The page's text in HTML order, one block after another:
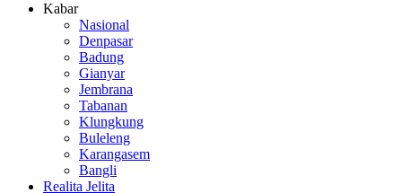
Kabar
Nasional
Denpasar
Badung
Gianyar
Jembrana
Tabanan
Klungkung
Buleleng
Karangasem
Bangli
Realita Jelita